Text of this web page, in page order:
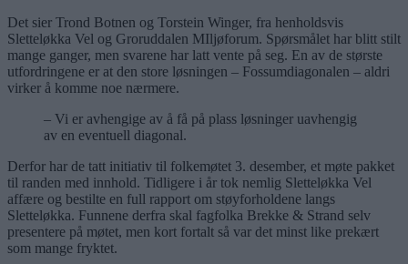
Det sier Trond Botnen og Torstein Winger, fra henholdsvis
Sletteløkka Vel og Groruddalen MIljøforum. Spørsmålet har blitt stilt
mange ganger, men svarene har latt vente på seg. En av de største
utfordringene er at den store løsningen – Fossumdiagonalen – aldri
virker å komme noe nærmere.
– Vi er avhengige av å få på plass løsninger uavhengig
av en eventuell diagonal.
Derfor har de tatt initiativ til folkemøtet 3. desember, et møte pakket
til randen med innhold. Tidligere i år tok nemlig Sletteløkka Vel
affære og bestilte en full rapport om støyforholdene langs
Sletteløkka. Funnene derfra skal fagfolka Brekke & Strand selv
presentere på møtet, men kort fortalt så var det minst like prekært
som mange fryktet.